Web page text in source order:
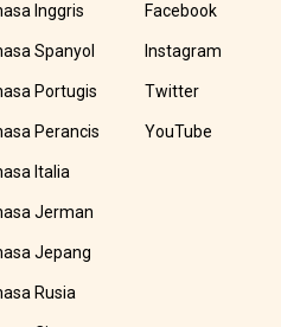
Inggris
Spanyol
Portugis
Perancis
Italia
Jerman
Jepang
Rusia
Facebook
Instagram
Twitter
YouTube